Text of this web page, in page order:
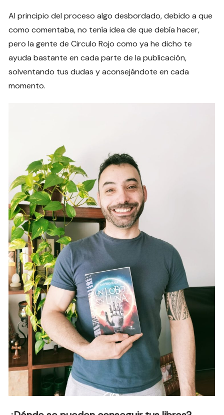
Al principio del proceso algo desbordado, debido a que
como comentaba, no tenía idea de que debía hacer,
pero la gente de Circulo Rojo como ya he dicho te
ayuda bastante en cada parte de la publicación,
solventando tus dudas y aconsejándote en cada
momento.